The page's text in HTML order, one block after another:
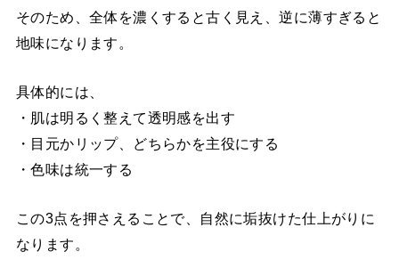
そのため、全体を濃くすると古く見え、逆に薄すぎると
地味になります。
具体的には、
・肌は明るく整えて透明感を出す
・目元かリップ、どちらかを主役にする
・色味は統一する
この3点を押さえることで、自然に垢抜けた仕上がりに
なります。